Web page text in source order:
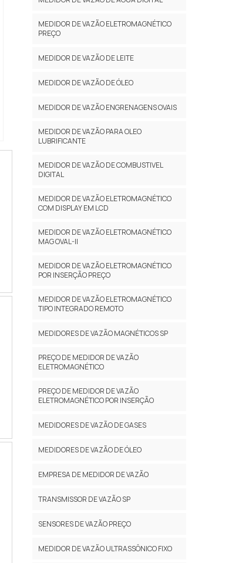
MEDIDOR DE VAZÃO ELETROMAGNÉTICO
PREÇO
MEDIDOR DE VAZÃO DE LEITE
MEDIDOR DE VAZÃO DE ÓLEO
MEDIDOR DE VAZÃO ENGRENAGENS OVAIS
MEDIDOR DE VAZÃO PARA OLEO
LUBRIFICANTE
MEDIDOR DE VAZÃO DE COMBUSTIVEL
DIGITAL
MEDIDOR DE VAZÃO ELETROMAGNÉTICO
COM DISPLAY EM LCD
MEDIDOR DE VAZÃO ELETROMAGNÉTICO
MAG OVAL-II
MEDIDOR DE VAZÃO ELETROMAGNÉTICO
POR INSERÇÃO PREÇO
MEDIDOR DE VAZÃO ELETROMAGNÉTICO
TIPO INTEGRADO REMOTO
MEDIDORES DE VAZÃO MAGNÉTICOS SP
PREÇO DE MEDIDOR DE VAZÃO
ELETROMAGNÉTICO
PREÇO DE MEDIDOR DE VAZÃO
ELETROMAGNÉTICO POR INSERÇÃO
MEDIDORES DE VAZÃO DE GASES
MEDIDORES DE VAZÃO DE ÓLEO
EMPRESA DE MEDIDOR DE VAZÃO
TRANSMISSOR DE VAZÃO SP
SENSORES DE VAZÃO PREÇO
MEDIDOR DE VAZÃO ULTRASSÔNICO FIXO